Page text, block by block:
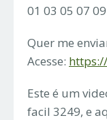
01 03 05 07
Quer me
Acesse:
Este é um
facil 3249, e